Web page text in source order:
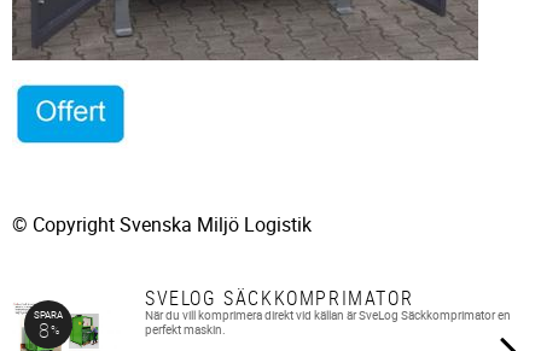
© Copyright Svenska Miljö Logistik
SVELOG SÄCKKOMPRIMATOR
När du vill komprimera direkt vid källan är SveLog Säckkomprimator en
perfekt maskin.
SPARA
8%